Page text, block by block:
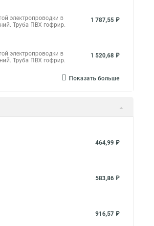
электропроводки в
Труба ПВХ гофрир.
1 787,55 ₽
электропроводки в
Труба ПВХ гофрир.
1 520,68 ₽
Показать больше
464,99 ₽
583,86 ₽
916,57 ₽